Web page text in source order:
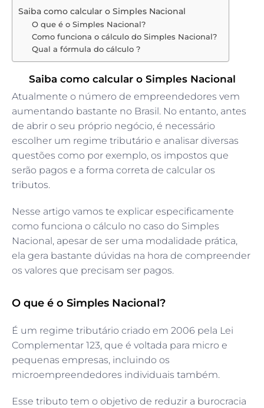
Saiba como calcular o Simples Nacional
O que é o Simples Nacional?
Como funciona o cálculo do Simples Nacional?
Qual a fórmula do cálculo ?
Saiba como calcular o Simples Nacional
Atualmente o número de empreendedores vem
aumentando bastante no Brasil. No entanto, antes
de abrir o seu próprio negócio, é necessário
escolher um regime tributário e analisar diversas
questões como por exemplo, os impostos que
serão pagos e a forma correta de calcular os
tributos.
Nesse artigo vamos te explicar especificamente
como funciona o cálculo no caso do Simples
Nacional, apesar de ser uma modalidade prática,
ela gera bastante dúvidas na hora de compreender
os valores que precisam ser pagos.
O que é o Simples Nacional?
É um regime tributário criado em 2006 pela Lei
Complementar 123, que é voltada para micro e
pequenas empresas, incluindo os
microempreendedores individuais também.
Esse tributo tem o objetivo de reduzir a burocracia